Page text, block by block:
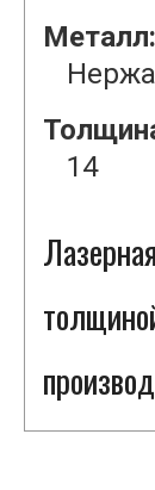
Металл:
14